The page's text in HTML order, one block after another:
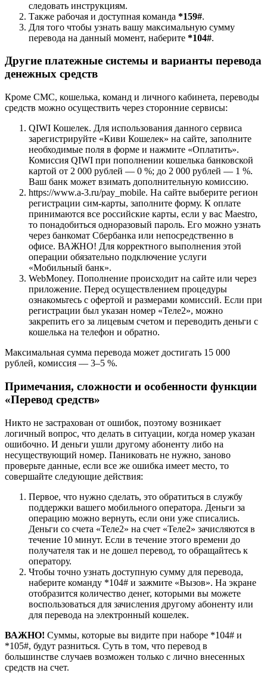
следовать инструкциям.
Также рабочая и доступная команда *159#.
Для того чтобы узнать вашу максимальную сумму
перевода на данный момент, наберите *104#.
Другие платежные системы и варианты перевода
денежных средств
Кроме СМС, кошелька, команд и личного кабинета, переводы
средств можно осуществить через сторонние сервисы:
QIWI Кошелек. Для использования данного сервиса
зарегистрируйте «Киви Кошелек» на сайте, заполните
необходимые поля в форме и нажмите «Оплатить».
Комиссия QIWI при пополнении кошелька банковской
картой от 2 000 рублей — 0 %; до 2 000 рублей — 1 %.
Ваш банк может взимать дополнительную комиссию.
https://www.a-3.ru/pay_mobile. На сайте выберите регион
регистрации сим-карты, заполните форму. К оплате
принимаются все российские карты, если у вас Maestro,
то понадобиться одноразовый пароль. Его можно узнать
через банкомат Сбербанка или непосредственно в
офисе. ВАЖНО! Для корректного выполнения этой
операции обязательно подключение услуги
«Мобильный банк».
WebMoney. Пополнение происходит на сайте или через
приложение. Перед осуществлением процедуры
ознакомьтесь с офертой и размерами комиссий. Если при
регистрации был указан номер «Теле2», можно
закрепить его за лицевым счетом и переводить деньги с
кошелька на телефон и обратно.
Максимальная сумма перевода может достигать 15 000
рублей, комиссия — 3–5 %.
Примечания, сложности и особенности функции
«Перевод средств»
Никто не застрахован от ошибок, поэтому возникает
логичный вопрос, что делать в ситуации, когда номер указан
ошибочно. И деньги ушли другому абоненту либо на
несуществующий номер. Паниковать не нужно, заново
проверьте данные, если все же ошибка имеет место, то
совершайте следующие действия:
Первое, что нужно сделать, это обратиться в службу
поддержки вашего мобильного оператора. Деньги за
операцию можно вернуть, если они уже списались.
Деньги со счета «Теле2» на счет «Теле2» зачисляются в
течение 10 минут. Если в течение этого времени до
получателя так и не дошел перевод, то обращайтесь к
оператору.
Чтобы точно узнать доступную сумму для перевода,
наберите команду *104# и зажмите «Вызов». На экране
отобразится количество денег, которыми вы можете
воспользоваться для зачисления другому абоненту или
для перевода на электронный кошелек.
ВАЖНО! Суммы, которые вы видите при наборе *104# и
*105#, будут разниться. Суть в том, что перевод в
большинстве случаев возможен только с лично внесенных
средств на счет.